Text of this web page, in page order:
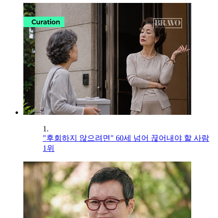
1.
"후회하지 않으려면" 60세 넘어 끊어내야 할 사람
1위